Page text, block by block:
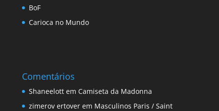
BoF
Carioca no Mundo
Comentários
Shaneelottem Camiseta da Madonna
zimerov ertoverem Masculinos Paris / Saint